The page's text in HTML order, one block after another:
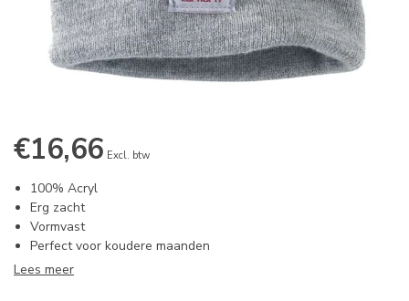
€16,66 Excl. btw
100% Acryl
Erg zacht
Vormvast
Perfect voor koudere maanden
Lees meer